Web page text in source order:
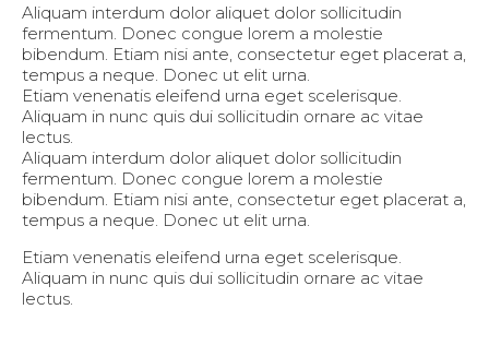
Aliquam interdum dolor aliquet dolor sollicitudin
fermentum. Donec congue lorem a molestie
bibendum. Etiam nisi ante, consectetur eget placerat a,
tempus a neque. Donec ut elit urna.
Etiam venenatis eleifend urna eget scelerisque.
Aliquam in nunc quis dui sollicitudin ornare ac vitae
lectus.
Aliquam interdum dolor aliquet dolor sollicitudin
fermentum. Donec congue lorem a molestie
bibendum. Etiam nisi ante, consectetur eget placerat a,
tempus a neque. Donec ut elit urna.
Etiam venenatis eleifend urna eget scelerisque.
Aliquam in nunc quis dui sollicitudin ornare ac vitae
lectus.